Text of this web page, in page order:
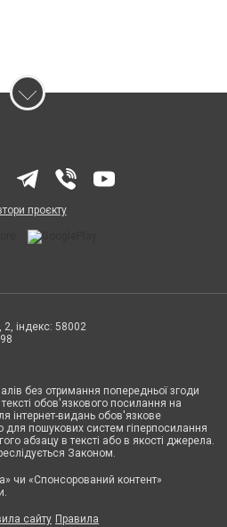
проєкту
2, індекс: 58002
без отримання попередньої згоди
обов'язкового посилання на
інтернет-видань обов'язкове
для пошукових систем гіперпосилання
абзацу в тексті або в якості джерела.
Законом.
чи «Спонсорований контент»
сайту Правила